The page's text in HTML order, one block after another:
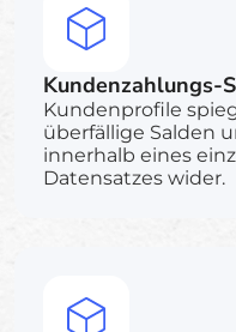
Kundenzahlungs-
Kundenprofile
überfällige Salden
innerhalb eines
Datensatzes wider.